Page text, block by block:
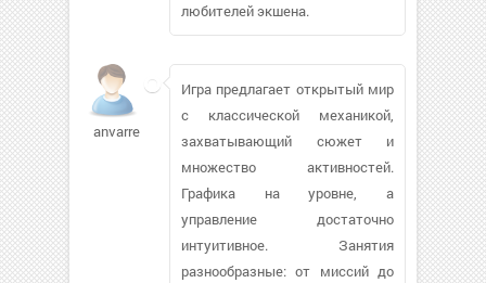
любителей экшена.
anvarrep827
Игра предлагает открытый мир
с классической механикой,
захватывающий сюжет и
множество активностей.
Графика на уровне, а
управление достаточно
интуитивное. Занятия
разнообразные: от миссий до